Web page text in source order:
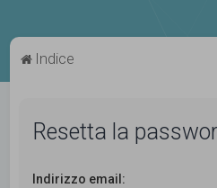
Indice
Resetta la
Indirizzo email: